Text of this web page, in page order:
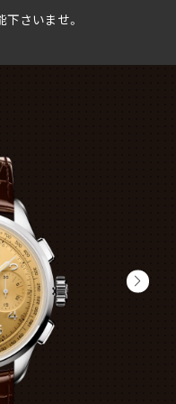
さいませ。